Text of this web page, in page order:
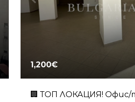
1,200€
🏢 ТОП ЛОКАЦИЯ! Офис/